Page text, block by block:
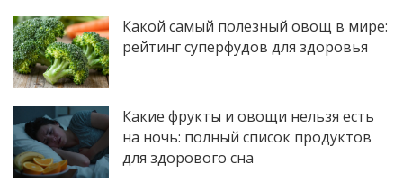
Какой самый полезный овощ в мире:
рейтинг суперфудов для здоровья
Какие фрукты и овощи нельзя есть
на ночь: полный список продуктов
для здорового сна